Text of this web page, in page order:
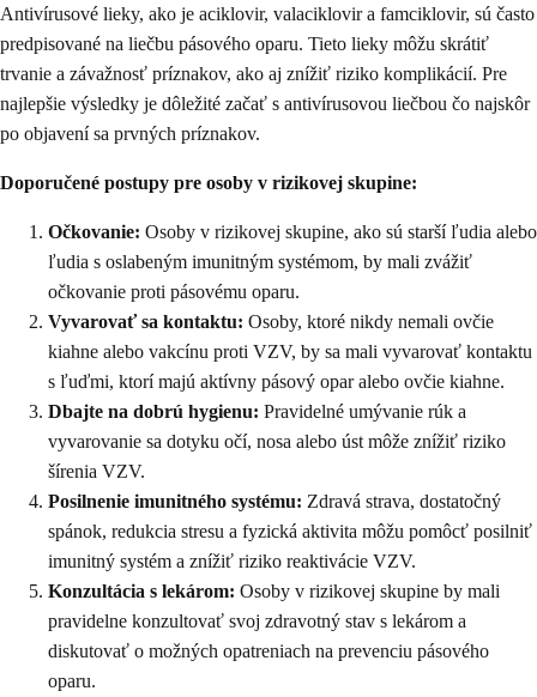
Antivírusové lieky, ako je aciklovir, valaciklovir a famciklovir, sú často
predpisované na liečbu pásového oparu. Tieto lieky môžu skrátiť
trvanie a závažnosť príznakov, ako aj znížiť riziko komplikácií. Pre
najlepšie výsledky je dôležité začať s antivírusovou liečbou čo najskôr
po objavení sa prvných príznakov.
Doporučené postupy pre osoby v rizikovej skupine:
Očkovanie: Osoby v rizikovej skupine, ako sú starší ľudia alebo
ľudia s oslabeným imunitným systémom, by mali zvážiť
očkovanie proti pásovému oparu.
Vyvarovať sa kontaktu: Osoby, ktoré nikdy nemali ovčie
kiahne alebo vakcínu proti VZV, by sa mali vyvarovať kontaktu
s ľuďmi, ktorí majú aktívny pásový opar alebo ovčie kiahne.
Dbajte na dobrú hygienu: Pravidelné umývanie rúk a
vyvarovanie sa dotyku očí, nosa alebo úst môže znížiť riziko
šírenia VZV.
Posilnenie imunitného systému: Zdravá strava, dostatočný
spánok, redukcia stresu a fyzická aktivita môžu pomôcť posilniť
imunitný systém a znížiť riziko reaktivácie VZV.
Konzultácia s lekárom: Osoby v rizikovej skupine by mali
pravidelne konzultovať svoj zdravotný stav s lekárom a
diskutovať o možných opatreniach na prevenciu pásového
oparu.